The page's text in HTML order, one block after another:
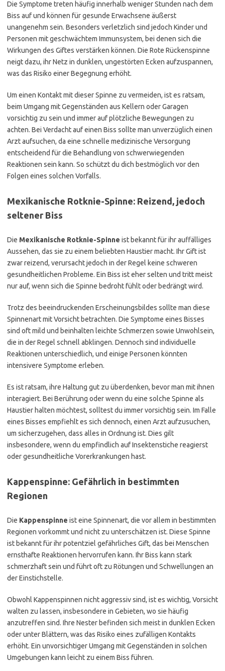
Die Symptome treten häufig innerhalb weniger Stunden nach dem
Biss auf und können für gesunde Erwachsene äußerst
unangenehm sein. Besonders verletzlich sind jedoch Kinder und
Personen mit geschwächtem Immunsystem, bei denen sich die
Wirkungen des Giftes verstärken können. Die Rote Rückenspinne
neigt dazu, ihr Netz in dunklen, ungestörten Ecken aufzuspannen,
was das Risiko einer Begegnung erhöht.
Um einen Kontakt mit dieser Spinne zu vermeiden, ist es ratsam,
beim Umgang mit Gegenständen aus Kellern oder Garagen
vorsichtig zu sein und immer auf plötzliche Bewegungen zu
achten. Bei Verdacht auf einen Biss sollte man unverzüglich einen
Arzt aufsuchen, da eine schnelle medizinische Versorgung
entscheidend für die Behandlung von schwerwiegenden
Reaktionen sein kann. So schützt du dich bestmöglich vor den
Folgen eines solchen Vorfalls.
Mexikanische Rotknie-Spinne: Reizend, jedoch
seltener Biss
Die Mexikanische Rotknie-Spinne ist bekannt für ihr auffälliges
Aussehen, das sie zu einem beliebten Haustier macht. Ihr Gift ist
zwar reizend, verursacht jedoch in der Regel keine schweren
gesundheitlichen Probleme. Ein Biss ist eher selten und tritt meist
nur auf, wenn sich die Spinne bedroht fühlt oder bedrängt wird.
Trotz des beeindruckenden Erscheinungsbildes sollte man diese
Spinnenart mit Vorsicht betrachten. Die Symptome eines Bisses
sind oft mild und beinhalten leichte Schmerzen sowie Unwohlsein,
die in der Regel schnell abklingen. Dennoch sind individuelle
Reaktionen unterschiedlich, und einige Personen könnten
intensivere Symptome erleben.
Es ist ratsam, ihre Haltung gut zu überdenken, bevor man mit ihnen
interagiert. Bei Berührung oder wenn du eine solche Spinne als
Haustier halten möchtest, solltest du immer vorsichtig sein. Im Falle
eines Bisses empfiehlt es sich dennoch, einen Arzt aufzusuchen,
um sicherzugehen, dass alles in Ordnung ist. Dies gilt
insbesondere, wenn du empfindlich auf Insektenstiche reagierst
oder gesundheitliche Vorerkrankungen hast.
Kappenspinne: Gefährlich in bestimmten
Regionen
Die Kappenspinne ist eine Spinnenart, die vor allem in bestimmten
Regionen vorkommt und nicht zu unterschätzen ist. Diese Spinne
ist bekannt für ihr potentziel gefährliches Gift, das bei Menschen
ernsthafte Reaktionen hervorrufen kann. Ihr Biss kann stark
schmerzhaft sein und führt oft zu Rötungen und Schwellungen an
der Einstichstelle.
Obwohl Kappenspinnen nicht aggressiv sind, ist es wichtig, Vorsicht
walten zu lassen, insbesondere in Gebieten, wo sie häufig
anzutreffen sind. Ihre Nester befinden sich meist in dunklen Ecken
oder unter Blättern, was das Risiko eines zufälligen Kontakts
erhöht. Ein unvorsichtiger Umgang mit Gegenständen in solchen
Umgebungen kann leicht zu einem Biss führen.